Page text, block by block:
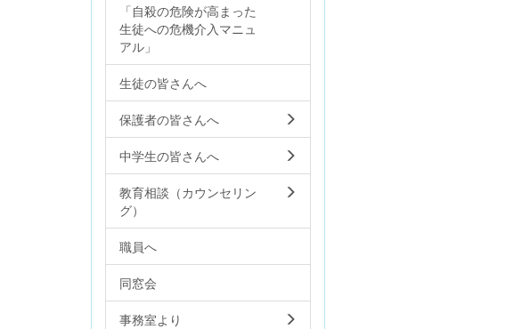
「自殺の危険が高まった
生徒への危機介入マニュ
アル」
生徒の皆さんへ
保護者の皆さんへ
中学生の皆さんへ
教育相談（カウンセリン
グ）
職員へ
同窓会
事務室より